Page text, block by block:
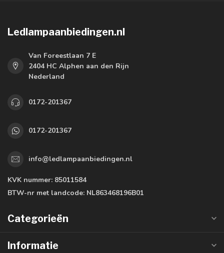
Ledlampaanbiedingen.nl
Van Foreestlaan 7 E
2404 HC Alphen aan den Rijn
Nederland
0172-201367
0172-201367
info@ledlampaanbiedingen.nl
KVK nummer: 85011584
BTW-nr met landcode: NL863468196B01
Categorieën
Informatie